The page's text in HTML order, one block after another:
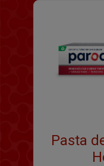
Pasta